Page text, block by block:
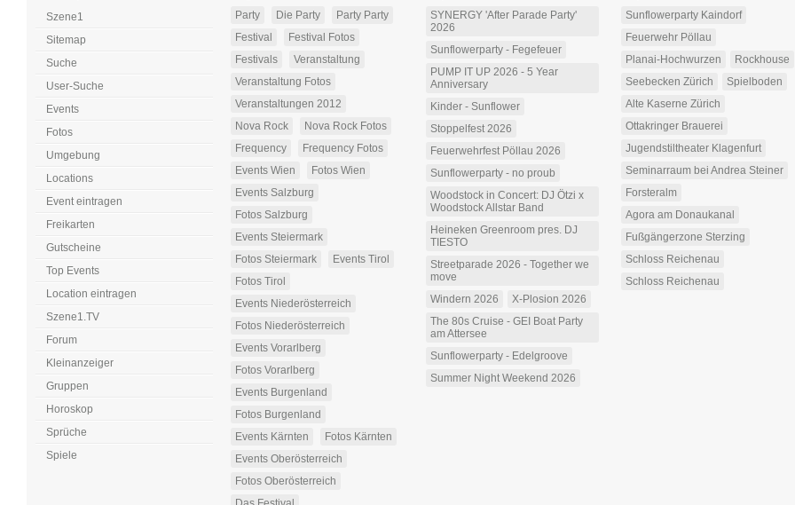
Szene1
Sitemap
Suche
User-Suche
Events
Fotos
Umgebung
Locations
Event eintragen
Freikarten
Gutscheine
Top Events
Location eintragen
Szene1.TV
Forum
Kleinanzeiger
Gruppen
Horoskop
Sprüche
Spiele
Party Die Party
Party Party
Festival
Festival Fotos
Festivals
Veranstaltung
Veranstaltung Fotos
Veranstaltungen 2012
Nova Rock
Nova Rock Fotos
Frequency
Frequency Fotos
Events Wien
Fotos Wien
Events Salzburg
Fotos Salzburg
Events Steiermark
Fotos Steiermark
Events Tirol
Fotos Tirol
Events Niederösterreich
Fotos Niederösterreich
Events Vorarlberg
Fotos Vorarlberg
Events Burgenland
Fotos Burgenland
Events Kärnten
Fotos Kärnten
Events Oberösterreich
Fotos Oberösterreich
SYNERGY 'After Parade Party'
2026
Sunflowerparty - Fegefeuer
PUMP IT UP 2026 - 5 Year
Anniversary
Kinder - Sunflower
Stoppelfest 2026
Feuerwehrfest Pöllau 2026
Sunflowerparty - no proub
Woodstock in Concert: DJ Ötzi x
Woodstock Allstar Band
Heineken Greenroom pres. DJ
TIESTO
Streetparade 2026 - Together we
move
Windern 2026
X-Plosion 2026
The 80s Cruise - GEI Boat Party
am Attersee
Sunflowerparty - Edelgroove
Summer Night Weekend 2026
Sunflowerparty Kaindorf
Feuerwehr Pöllau
Planai-Hochwurzen
Rockhouse
Seebecken Zürich
Spielboden
Alte Kaserne Zürich
Ottakringer Brauerei
Jugendstiltheater Klagenfurt
Seminarraum bei Andrea Steiner
Forsteralm
Agora am Donaukanal
Fußgängerzone Sterzing
Schloss Reichenau
Schloss Reichenau